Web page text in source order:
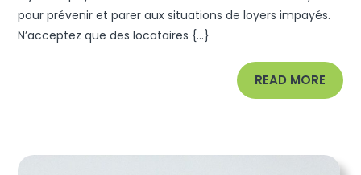
Loyer
Impayé ?
pour prévenir et parer aux situations de loyers impayés.
N’acceptez que des locataires {...}
READ MORE READ
MORE